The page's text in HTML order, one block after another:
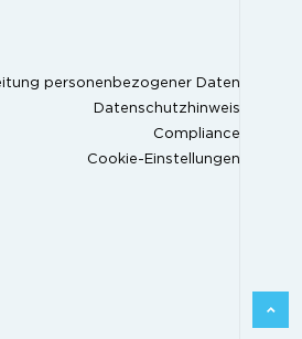
personenbezogener Daten
Datenschutzhinweis
Compliance
Cookie-Einstellungen